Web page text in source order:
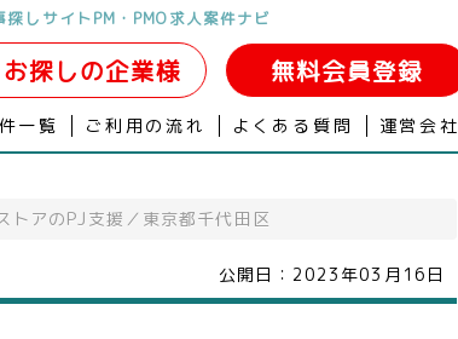
しサイトPM・PMO求人案件ナビ
探しの企業様 無料会員登録
一覧 ご利用の流れ よくある質問 運営会社
トアのPJ支援／東京都千代田区
公開日： 2023年03月16日